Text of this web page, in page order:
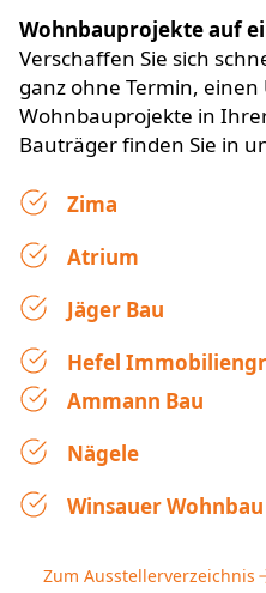
Wohnbauprojekte auf
Verschaffen Sie sich
ganz ohne Termin,
Wohnbauprojekte in
Bauträger finden Sie in
Zima
Atrium
Jäger Bau
Hefel
Ammann Bau
Nägele
Winsauer Wohnbau
Zum Ausstellerverzeichnis